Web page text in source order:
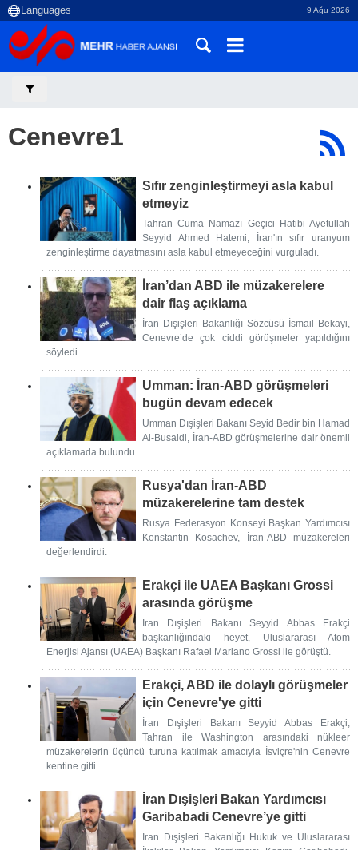
9 Ağu 2026
Cenevre1
Sıfır zenginleştirmeyi asla kabul
etmeyiz
Tahran Cuma Namazı Geçici Hatibi Ayetullah
Seyyid Ahmed Hatemi, İran'ın sıfır uranyum
zenginleştirme dayatmasını asla kabul etmeyeceğini vurguladı.
İran’dan ABD ile müzakerelere
dair flaş açıklama
İran Dışişleri Bakanlığı Sözcüsü İsmail Bekayi,
Cenevre’de çok ciddi görüşmeler yapıldığını
söyledi.
Umman: İran-ABD görüşmeleri
bugün devam edecek
Umman Dışişleri Bakanı Seyid Bedir bin Hamad
Al-Busaidi, İran-ABD görüşmelerine dair önemli
açıklamada bulundu.
Rusya'dan İran-ABD
müzakerelerine tam destek
Rusya Federasyon Konseyi Başkan Yardımcısı
Konstantin Kosachev, İran-ABD müzakereleri
değerlendirdi.
Erakçi ile UAEA Başkanı Grossi
arasında görüşme
İran Dışişleri Bakanı Seyyid Abbas Erakçi
başkanlığındaki heyet, Uluslararası Atom
Enerjisi Ajansı (UAEA) Başkanı Rafael Mariano Grossi ile görüştü.
Erakçi, ABD ile dolaylı görüşmeler
için Cenevre'ye gitti
İran Dışişleri Bakanı Seyyid Abbas Erakçi,
Tahran ile Washington arasındaki nükleer
müzakerelerin üçüncü turuna katılmak amacıyla İsviçre'nin Cenevre
kentine gitti.
İran Dışişleri Bakan Yardımcısı
Garibabadi Cenevre’ye gitti
İran Dışişleri Bakanlığı Hukuk ve Uluslararası